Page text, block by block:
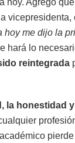
hoy. Agregó
hoy me dijo la
hará lo
reintegrada
la honestidad